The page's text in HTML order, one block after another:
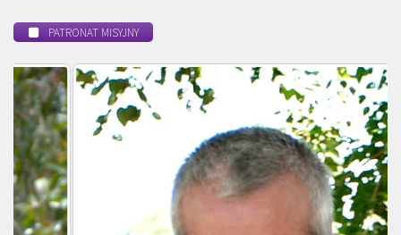
PATRONAT MISYJNY